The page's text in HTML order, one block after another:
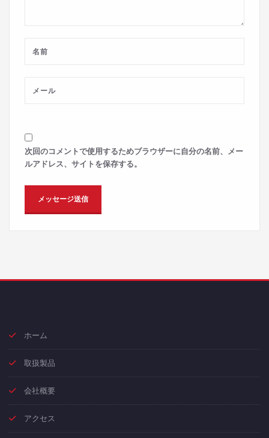
次回のコメントで使用するためブラウザーに自分の名前、メー
ルアドレス、サイトを保存する。
ホーム
取扱製品
会社概要
アクセス